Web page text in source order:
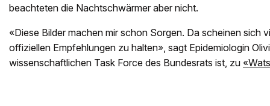
beachteten die Nachtschwärmer aber nicht.
«Diese Bilder machen mir schon Sorgen. Da scheinen sich
offiziellen Empfehlungen zu halten», sagt Epidemiologin
wissenschaftlichen Task Force des Bundesrats ist, zu